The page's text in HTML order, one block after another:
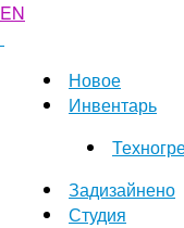
EN
Новое
Инвентарь
Задизайнено
Студия